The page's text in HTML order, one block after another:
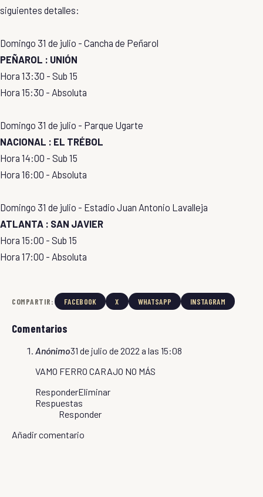
siguientes detalles:
Domingo 31 de julio - Cancha de Peñarol
PEÑAROL : UNIÓN
Hora 13:30 - Sub 15
Hora 15:30 - Absoluta
Domingo 31 de julio - Parque Ugarte
NACIONAL : EL TRÉBOL
Hora 14:00 - Sub 15
Hora 16:00 - Absoluta
Domingo 31 de julio - Estadio Juan Antonio Lavalleja
ATLANTA : SAN JAVIER
Hora 15:00 - Sub 15
Hora 17:00 - Absoluta
COMPARTIR: FACEBOOK X WHATSAPP INSTAGRAM
Comentarios
Anónimo31 de julio de 2022 a las 15:08
VAMO FERRO CARAJO NO MÁS
ResponderEliminar
Respuestas
Responder
Añadir comentario